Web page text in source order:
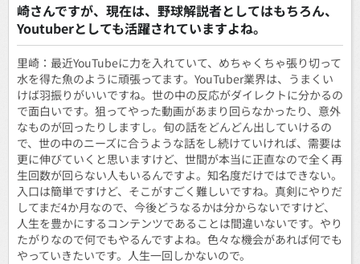
崎さんですが、現在は、野球解説者としてはもちろん、
Youtuberとしても活躍されていますよね。
里崎：最近YouTubeに力を入れていて、めちゃくちゃ張り切って
水を得た魚のように頑張ってます。YouTuber業界は、うまくい
けば羽振りがいいですね。世の中の反応がダイレクトに分かるの
で面白いです。狙ってやった動画があまり回らなかったり、意外
なものが回ったりしますし。旬の話をどんどん出していけるの
で、世の中のニーズに合うような話をし続けていければ、需要は
更に伸びていくと思いますけど、世間が本当に正直なので全く再
生回数が回らない人もいるんですよ。知名度だけではできない。
入口は簡単ですけど、そこがすごく難しいですね。真剣にやりだ
してまだ4か月なので、今後どうなるかは分からないですけど、
人生を豊かにするコンテンツであることは間違いないです。やり
たがりなので何でもやるんですよね。色々な機会があれば何でも
やっていきたいです。人生一回しかないので。